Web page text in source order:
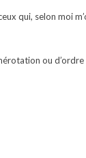
qui, selon moi
ou